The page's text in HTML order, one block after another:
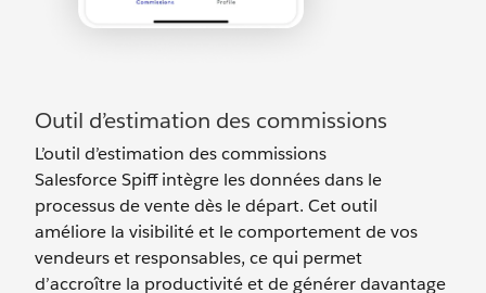
Outil d’estimation des commissions
L’outil d’estimation des commissions
Salesforce Spiff intègre les données dans le
processus de vente dès le départ. Cet outil
améliore la visibilité et le comportement de vos
vendeurs et responsables, ce qui permet
d’accroître la productivité et de générer davantage